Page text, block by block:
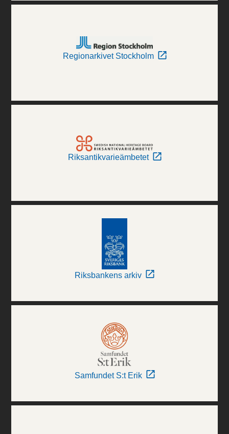
Regionarkivet Stockholm
Riksantikvarieämbetet
Riksbankens arkiv
Samfundet S:t Erik